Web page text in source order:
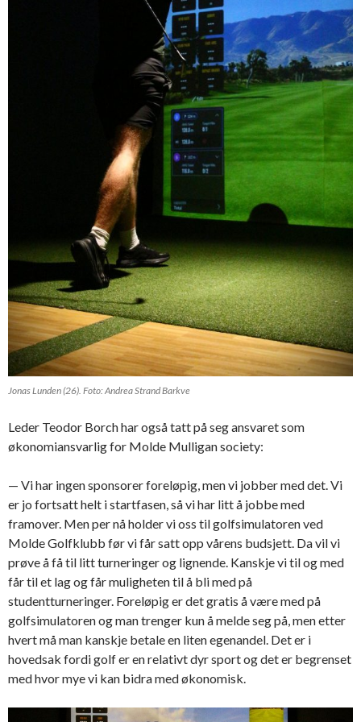
Jonas Lunden (26). Foto: Andrea Strand Barkve
Leder Teodor Borch har også tatt på seg ansvaret som
økonomiansvarlig for Molde Mulligan society:
— Vi har ingen sponsorer foreløpig, men vi jobber med det. Vi
er jo fortsatt helt i startfasen, så vi har litt å jobbe med
framover. Men per nå holder vi oss til golfsimulatoren ved
Molde Golfklubb før vi får satt opp vårens budsjett. Da vil vi
prøve å få til litt turneringer og lignende. Kanskje vi til og med
får til et lag og får muligheten til å bli med på
studentturneringer. Foreløpig er det gratis å være med på
golfsimulatoren og man trenger kun å melde seg på, men etter
hvert må man kanskje betale en liten egenandel. Det er i
hovedsak fordi golf er en relativt dyr sport og det er begrenset
med hvor mye vi kan bidra med økonomisk.